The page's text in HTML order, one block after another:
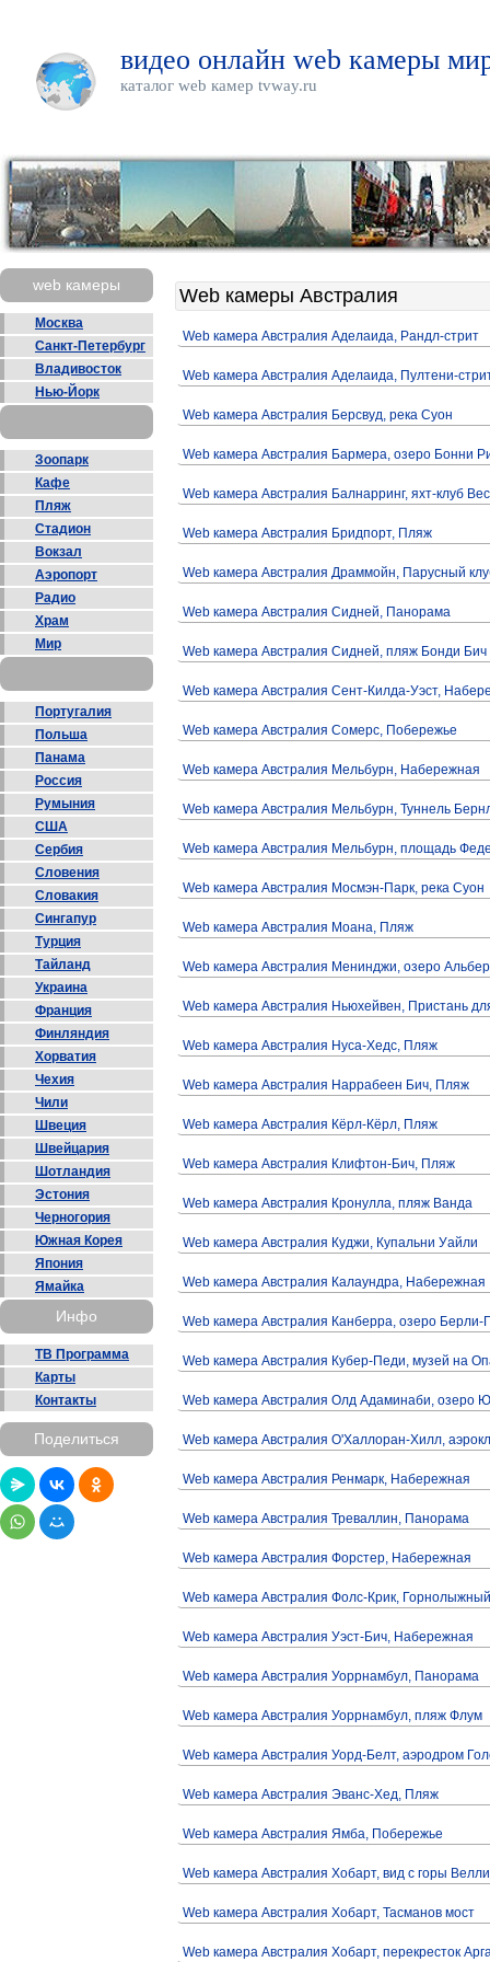
видео онлайн web камеры
каталог web камер tvway.ru
web камеры
Москва
Санкт-Петербург
Владивосток
Нью-Йорк
Зоопарк
Кафе
Пляж
Стадион
Вокзал
Аэропорт
Радио
Храм
Мир
Португалия
Польша
Панама
Россия
Румыния
США
Сербия
Словения
Словакия
Сингапур
Турция
Тайланд
Украина
Франция
Финляндия
Хорватия
Чехия
Чили
Швеция
Швейцария
Шотландия
Эстония
Черногория
Южная Корея
Япония
Ямайка
Инфо
ТВ Программа
Карты
Контакты
Поделиться
Web камеры Австралия
Web камера Австралия Аделаида, Рандл-стрит
Web камера Австралия Аделаида, Пултени-
Web камера Австралия Берсвуд, река Суон
Web камера Австралия Бармера, озеро Бонни
Web камера Австралия Балнарринг, яхт-клуб
Web камера Австралия Бридпорт, Пляж
Web камера Австралия Драммойн, Парусный
Web камера Австралия Сидней, Панорама
Web камера Австралия Сидней, пляж Бонди Бич
Web камера Австралия Сент-Килда-Уэст,
Web камера Австралия Сомерс, Побережье
Web камера Австралия Мельбурн, Набережная
Web камера Австралия Мельбурн, Туннель
Web камера Австралия Мельбурн, площадь
Web камера Австралия Мосмэн-Парк, река Суон
Web камера Австралия Моана, Пляж
Web камера Австралия Менинджи, озеро
Web камера Австралия Ньюхейвен, Пристань
Web камера Австралия Нуса-Хедс, Пляж
Web камера Австралия Наррабеен Бич, Пляж
Web камера Австралия Кёрл-Кёрл, Пляж
Web камера Австралия Клифтон-Бич, Пляж
Web камера Австралия Кронулла, пляж Ванда
Web камера Австралия Куджи, Купальни Уайли
Web камера Австралия Калаундра, Набережная
Web камера Австралия Канберра, озеро
Web камера Австралия Кубер-Педи, музей на
Web камера Австралия Олд Адаминаби, озеро
Web камера Австралия О'Халлоран-Хилл,
Web камера Австралия Ренмарк, Набережная
Web камера Австралия Треваллин, Панорама
Web камера Австралия Форстер, Набережная
Web камера Австралия Фолс-Крик,
Web камера Австралия Уэст-Бич, Набережная
Web камера Австралия Уоррнамбул, Панорама
Web камера Австралия Уоррнамбул, пляж Флум
Web камера Австралия Уорд-Белт, аэродром
Web камера Австралия Эванс-Хед, Пляж
Web камера Австралия Ямба, Побережье
Web камера Австралия Хобарт, вид с горы
Web камера Австралия Хобарт, Тасманов мост
Web камера Австралия Хобарт, перекресток